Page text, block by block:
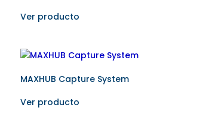
Ver producto
MAXHUB Capture System
Ver producto